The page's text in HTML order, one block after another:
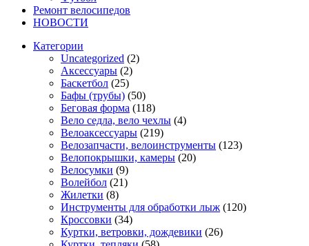
Ремонт велосипедов
НОВОСТИ
Категории
Uncategorized (2)
Аксессуары (2)
Баскетбол (25)
Бафы (трубы) (50)
Беговая форма (118)
Вело седла, вело чехлы (4)
Велоаксессуары (219)
Велозапчасти, велоинструменты (123)
Велопокрышки, камеры (20)
Велосумки (9)
Волейбол (21)
Жилетки (8)
Инструменты для обработки лыж (120)
Кроссовки (34)
Куртки, ветровки, дождевики (26)